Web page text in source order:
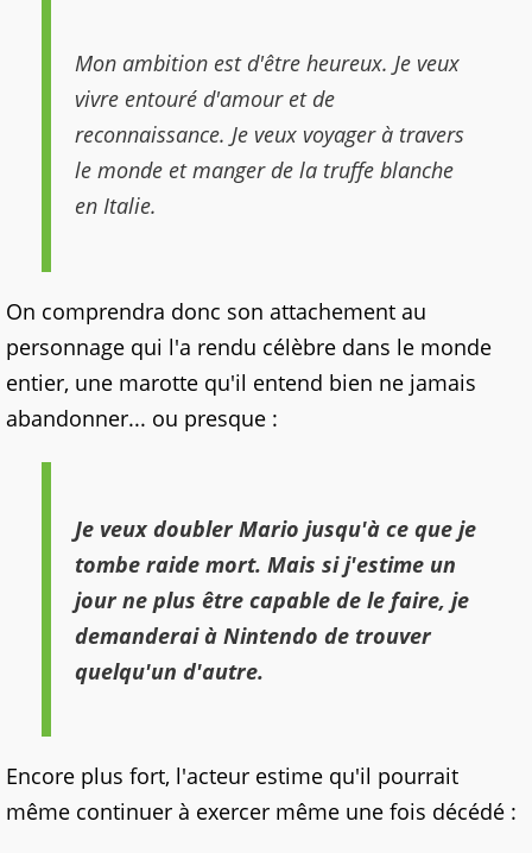
Mon ambition est d'être heureux. Je veux
vivre entouré d'amour et de
reconnaissance. Je veux voyager à travers
le monde et manger de la truffe blanche
en Italie.
On comprendra donc son attachement au
personnage qui l'a rendu célèbre dans le monde
entier, une marotte qu'il entend bien ne jamais
abandonner... ou presque :
Je veux doubler Mario jusqu'à ce que je
tombe raide mort. Mais si j'estime un
jour ne plus être capable de le faire, je
demanderai à Nintendo de trouver
quelqu'un d'autre.
Encore plus fort, l'acteur estime qu'il pourrait
même continuer à exercer même une fois décédé :